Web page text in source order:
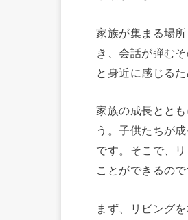
家族が集まる場
き、会話が弾む
と身近に感じる
家族の成長とと
う。子供たちが
です。そこで、
ことができるので
まず、リビング